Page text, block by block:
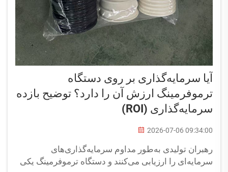
آیا سرمایه‌گذاری بر روی دستگاه
ترموفرمینگ ارزش آن را دارد؟ توضیح بازده
سرمایه‌گذاری (ROI)
2026-07-06 09:34:00
رهبران تولیدی به‌طور مداوم سرمایه‌گذاری‌های
سرمایه‌ای را ارزیابی می‌کنند و دستگاه ترموفرمینگ یکی